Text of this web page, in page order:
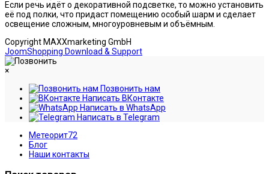
Если речь идёт о декоративной подсветке, то можно установить
её под полки, что придаст помещению особый шарм и сделает
освещение сложным, многоуровневым и объёмным.
Copyright MAXXmarketing GmbH
JoomShopping Download & Support
×
Позвонить нам
Написать ВКонтакте
Написать в WhatsApp
Написать в Telegram
Метеорит72
Блог
Наши контакты